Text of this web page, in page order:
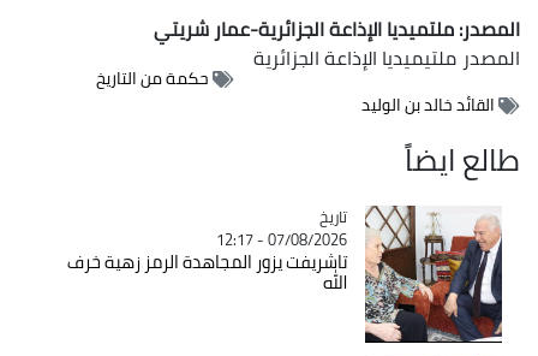
المصدر: ملتميديا الإذاعة الجزائرية-عمار شريتي
المصدرملتيميديا الإذاعة الجزائرية
حكمة من التاريخ
القائد خالد بن الوليد
طالع ايضاً
Catégorie
تاريخ
07/08/2026 - 12:17
تاشريفت يزور المجاهدة الرمز زهية خرف
الله